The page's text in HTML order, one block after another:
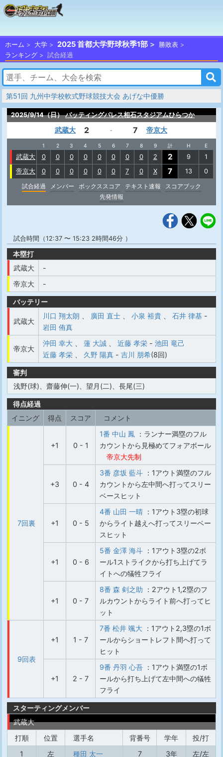
ホーム 大学 2025 首都大学野球秋季1部
勝敗表
ランキング
試合経過
第51回 九州中学校軟式野球競技大会 あげな中優勝
2025/9/14（日） バッティングパレス相石スタジアムひらつか
武蔵大 2 - 7 帝京大
1 2 3 4 5 6 7 8 9 計 H E
武蔵大 0 0 0 0 0 0 0 0 2 2 9
1
帝京大
0 0 0 0 0 0 7 0 X 7 13
0
試合経過
メンバー ボックススコア テキスト速報
スコアブック
先発情報
試合時間（12:37 〜 15:23 2時間46分 ）
本塁打
武蔵大
-
帝京大
-
バッテリー
武蔵大
川口 翔太朗 廣田 直士 小泉 裕貴 石井 律基 -
岩田 侑真
帝京大
沖田 幸大 蓮 大誠 近藤 孝栄 - 池田 竜己
近藤 孝栄
久野 陽真 - 吉川 朋希(8回)
審判
浅野(球)、齋藤伸(一)、望月(二)、長尾(三)
得点経過
イニング
得点 スコア コメント
7回裏
+1 0 - 1
1番 中山 鳳 ：ランナー満塁のフル
カウントから見極めてフォアボール
帝京大先制
+3 0 - 4
3番 彦坂 藍斗 ：1アウト満塁のフル
カウントから左中間へ打ってスリー
ベースヒット
+1 0 - 5
4番 山田 一晴 ：1アウト3塁の初球
からライト越えへ打ってスリーベー
スヒット
+1 0 - 6
5番 金澤 海斗 ：1アウト3塁の2ボ
ール1ストライクから打ち上げてラ
イトへの犠牲フライ
+1 0 - 7
8番 森 剣之助 ：2アウト1,2塁のフ
ルカウントからライト前へ打ってヒ
ット
9回表
+1 1 - 7
7番 松井 颯大 ：1アウト2,3塁の1ボ
ールからショートレフト間へ打って
ヒット
+1 2 - 7
9番 丹羽 心吾 ：1アウト満塁の1ボ
ールから打ち上げて左中間への犠牲
フライ
スターティングメンバー
武蔵大
打順
位置 選手名 背番号 学年
投/打
1
左 種田 太一 7 3年
左/左